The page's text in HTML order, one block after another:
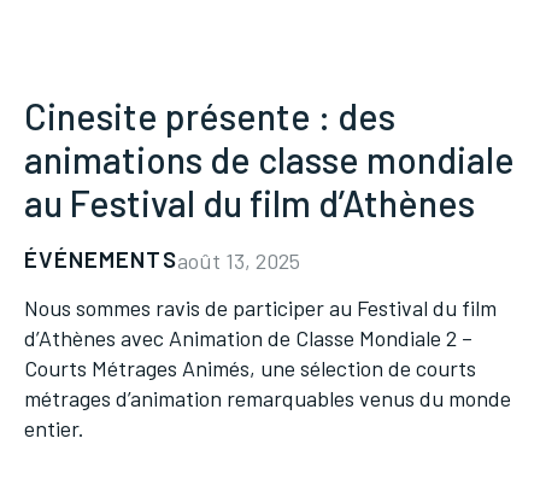
Cinesite présente : des
animations de classe mondiale
au Festival du film d’Athènes
ÉVÉNEMENTSaoût 13, 2025
Nous sommes ravis de participer au Festival du film
d’Athènes avec Animation de Classe Mondiale 2 –
Courts Métrages Animés, une sélection de courts
métrages d’animation remarquables venus du monde
entier.